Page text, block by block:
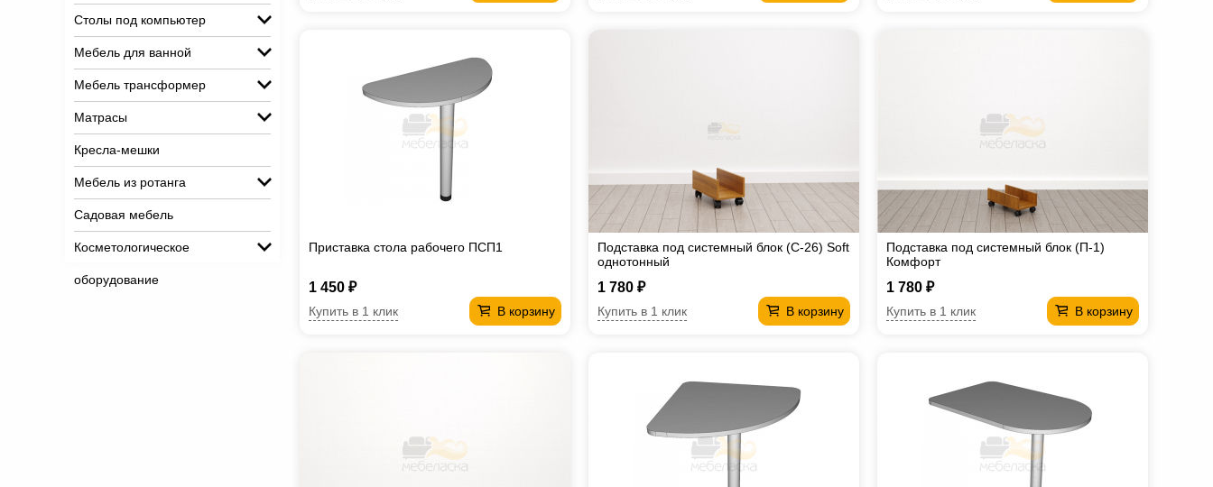
Столы под компьютер
Мебель для ванной
Мебель трансформер
Матрасы
Кресла-мешки
Мебель из ротанга
Садовая мебель
Косметологическое
оборудование
Приставка стола рабочего ПСП1
1 450 ₽
В корзину
Купить в 1 клик
Подставка под системный блок (С-26) Soft
однотонный
1 780 ₽
В корзину
Купить в 1 клик
Подставка под системный блок (П-1)
Комфорт
1 780 ₽
В корзину
Купить в 1 клик